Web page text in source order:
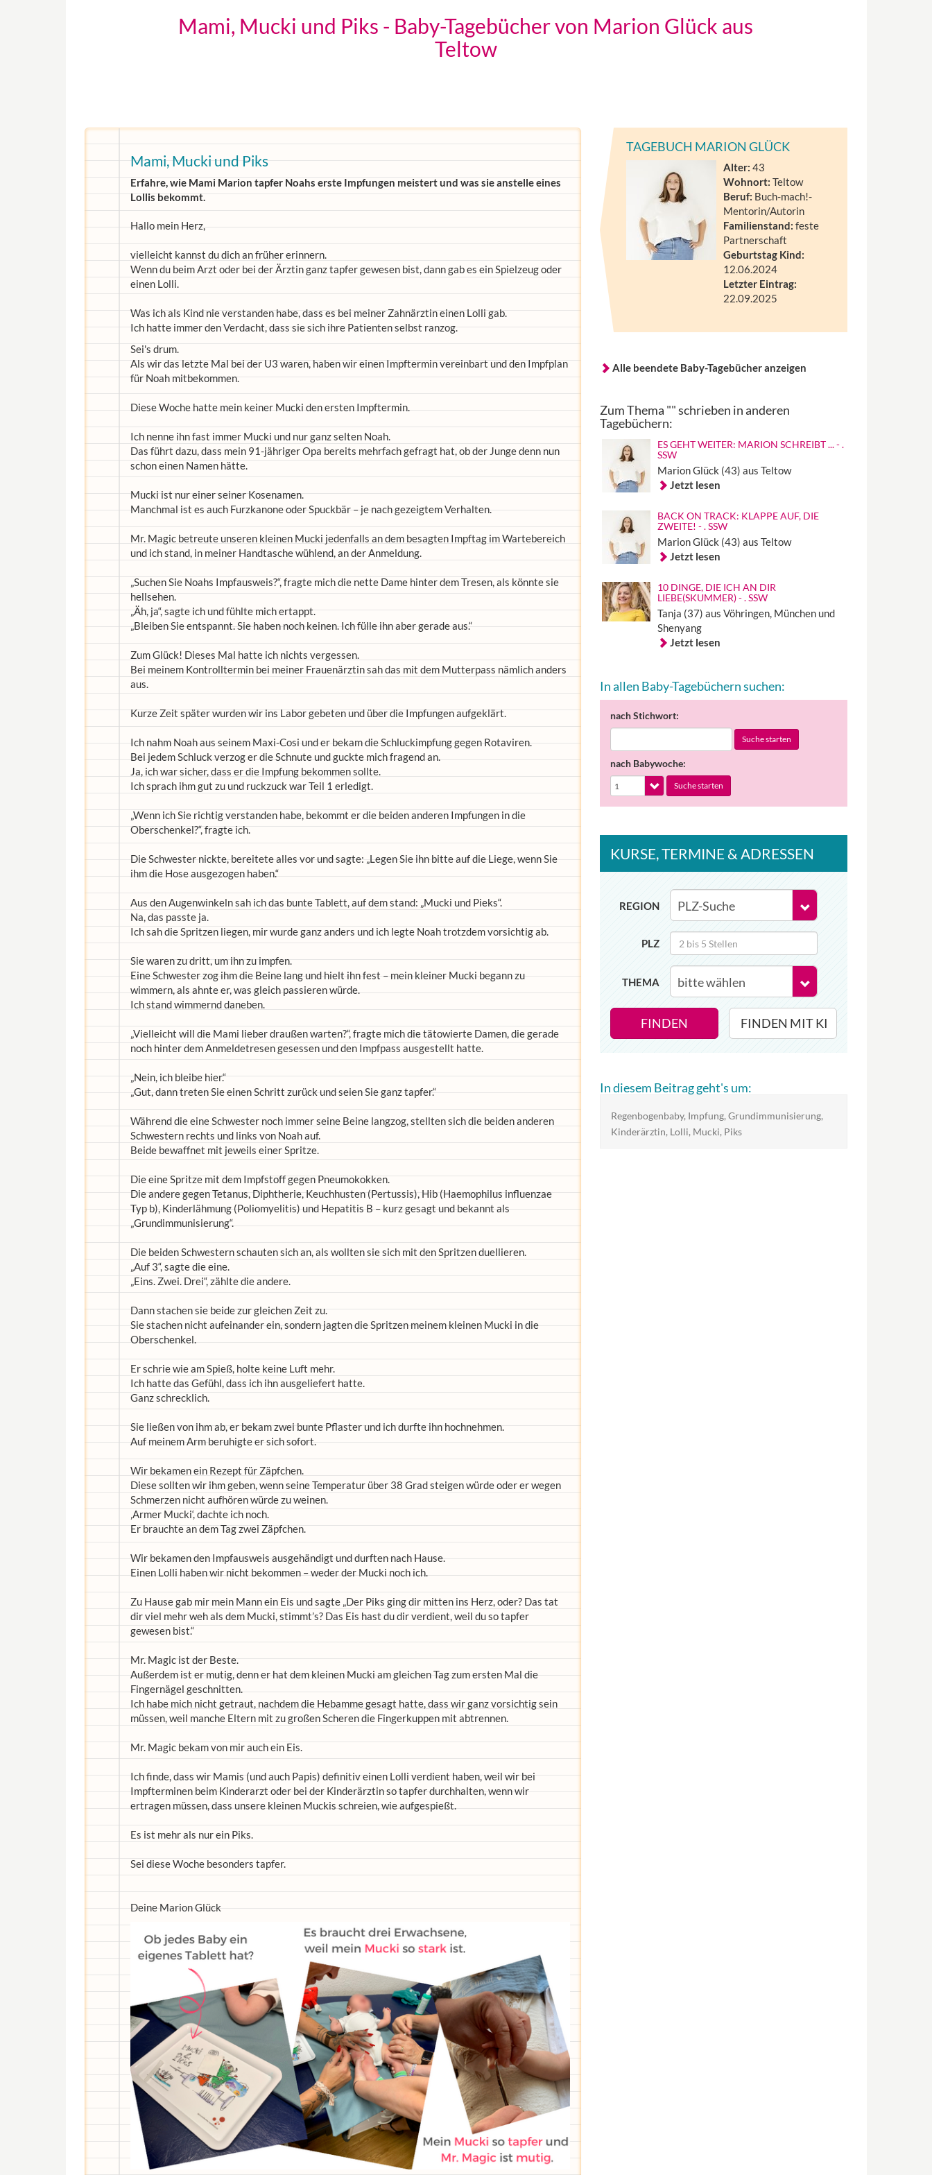
Mami, Mucki und Piks - Baby-Tagebücher von Marion Glück aus
Teltow
Mami, Mucki und Piks
Erfahre, wie Mami Marion tapfer Noahs erste Impfungen meistert und was sie anstelle eines
Lollis bekommt.
Hallo mein Herz,
vielleicht kannst du dich an früher erinnern.
Wenn du beim Arzt oder bei der Ärztin ganz tapfer gewesen bist, dann gab es ein Spielzeug oder
einen Lolli.
Was ich als Kind nie verstanden habe, dass es bei meiner Zahnärztin einen Lolli gab.
Ich hatte immer den Verdacht, dass sie sich ihre Patienten selbst ranzog.
Sei's drum.
Als wir das letzte Mal bei der U3 waren, haben wir einen Impftermin vereinbart und den Impfplan
für Noah mitbekommen.
Diese Woche hatte mein keiner Mucki den ersten Impftermin.
Ich nenne ihn fast immer Mucki und nur ganz selten Noah.
Das führt dazu, dass mein 91-jähriger Opa bereits mehrfach gefragt hat, ob der Junge denn nun
schon einen Namen hätte.
Mucki ist nur einer seiner Kosenamen.
Manchmal ist es auch Furzkanone oder Spuckbär – je nach gezeigtem Verhalten.
Mr. Magic betreute unseren kleinen Mucki jedenfalls an dem besagten Impftag im Wartebereich
und ich stand, in meiner Handtasche wühlend, an der Anmeldung.
„Suchen Sie Noahs Impfausweis?“, fragte mich die nette Dame hinter dem Tresen, als könnte sie
hellsehen.
„Äh, ja“, sagte ich und fühlte mich ertappt.
„Bleiben Sie entspannt. Sie haben noch keinen. Ich fülle ihn aber gerade aus.“
Zum Glück! Dieses Mal hatte ich nichts vergessen.
Bei meinem Kontrolltermin bei meiner Frauenärztin sah das mit dem Mutterpass nämlich anders
aus.
Kurze Zeit später wurden wir ins Labor gebeten und über die Impfungen aufgeklärt.
Ich nahm Noah aus seinem Maxi-Cosi und er bekam die Schluckimpfung gegen Rotaviren.
Bei jedem Schluck verzog er die Schnute und guckte mich fragend an.
Ja, ich war sicher, dass er die Impfung bekommen sollte.
Ich sprach ihm gut zu und ruckzuck war Teil 1 erledigt.
„Wenn ich Sie richtig verstanden habe, bekommt er die beiden anderen Impfungen in die
Oberschenkel?“, fragte ich.
Die Schwester nickte, bereitete alles vor und sagte: „Legen Sie ihn bitte auf die Liege, wenn Sie
ihm die Hose ausgezogen haben.“
Aus den Augenwinkeln sah ich das bunte Tablett, auf dem stand: „Mucki und Pieks“.
Na, das passte ja.
Ich sah die Spritzen liegen, mir wurde ganz anders und ich legte Noah trotzdem vorsichtig ab.
Sie waren zu dritt, um ihn zu impfen.
Eine Schwester zog ihm die Beine lang und hielt ihn fest – mein kleiner Mucki begann zu
wimmern, als ahnte er, was gleich passieren würde.
Ich stand wimmernd daneben.
„Vielleicht will die Mami lieber draußen warten?“, fragte mich die tätowierte Damen, die gerade
noch hinter dem Anmeldetresen gesessen und den Impfpass ausgestellt hatte.
„Nein, ich bleibe hier.“
„Gut, dann treten Sie einen Schritt zurück und seien Sie ganz tapfer.“
Während die eine Schwester noch immer seine Beine langzog, stellten sich die beiden anderen
Schwestern rechts und links von Noah auf.
Beide bewaffnet mit jeweils einer Spritze.
Die eine Spritze mit dem Impfstoff gegen Pneumokokken.
Die andere gegen Tetanus, Diphtherie, Keuchhusten (Pertussis), Hib (Haemophilus influenzae
Typ b), Kinderlähmung (Poliomyelitis) und Hepatitis B – kurz gesagt und bekannt als
„Grundimmunisierung“.
Die beiden Schwestern schauten sich an, als wollten sie sich mit den Spritzen duellieren.
„Auf 3“, sagte die eine.
„Eins. Zwei. Drei“, zählte die andere.
Dann stachen sie beide zur gleichen Zeit zu.
Sie stachen nicht aufeinander ein, sondern jagten die Spritzen meinem kleinen Mucki in die
Oberschenkel.
Er schrie wie am Spieß, holte keine Luft mehr.
Ich hatte das Gefühl, dass ich ihn ausgeliefert hatte.
Ganz schrecklich.
Sie ließen von ihm ab, er bekam zwei bunte Pflaster und ich durfte ihn hochnehmen.
Auf meinem Arm beruhigte er sich sofort.
Wir bekamen ein Rezept für Zäpfchen.
Diese sollten wir ihm geben, wenn seine Temperatur über 38 Grad steigen würde oder er wegen
Schmerzen nicht aufhören würde zu weinen.
‚Armer Mucki‘, dachte ich noch.
Er brauchte an dem Tag zwei Zäpfchen.
Wir bekamen den Impfausweis ausgehändigt und durften nach Hause.
Einen Lolli haben wir nicht bekommen – weder der Mucki noch ich.
Zu Hause gab mir mein Mann ein Eis und sagte „Der Piks ging dir mitten ins Herz, oder? Das tat
dir viel mehr weh als dem Mucki, stimmt’s? Das Eis hast du dir verdient, weil du so tapfer
gewesen bist.“
Mr. Magic ist der Beste.
Außerdem ist er mutig, denn er hat dem kleinen Mucki am gleichen Tag zum ersten Mal die
Fingernägel geschnitten.
Ich habe mich nicht getraut, nachdem die Hebamme gesagt hatte, dass wir ganz vorsichtig sein
müssen, weil manche Eltern mit zu großen Scheren die Fingerkuppen mit abtrennen.
Mr. Magic bekam von mir auch ein Eis.
Ich finde, dass wir Mamis (und auch Papis) definitiv einen Lolli verdient haben, weil wir bei
Impfterminen beim Kinderarzt oder bei der Kinderärztin so tapfer durchhalten, wenn wir
ertragen müssen, dass unsere kleinen Muckis schreien, wie aufgespießt.
Es ist mehr als nur ein Piks.
Sei diese Woche besonders tapfer.
Deine Marion Glück
TAGEBUCH MARION GLÜCK
Alter: 43
Wohnort: Teltow
Beruf: Buch-mach!-
Mentorin/Autorin
Familienstand: feste
Partnerschaft
Geburtstag Kind:
12.06.2024
Letzter Eintrag:
22.09.2025
Alle beendete Baby-Tagebücher anzeigen
Zum Thema "" schrieben in anderen
Tagebüchern:
ES GEHT WEITER: MARION SCHREIBT ... - .
SSW
Marion Glück (43) aus Teltow
Jetzt lesen
BACK ON TRACK: KLAPPE AUF, DIE
ZWEITE! - . SSW
Marion Glück (43) aus Teltow
Jetzt lesen
10 DINGE, DIE ICH AN DIR
LIEBE(SKUMMER) - . SSW
Tanja (37) aus Vöhringen, München und
Shenyang
Jetzt lesen
In allen Baby-Tagebüchern suchen:
nach Stichwort:
Suche starten
nach Babywoche:
Suche starten
KURSE, TERMINE & ADRESSEN
REGION
PLZ
THEMA
FINDEN FINDEN MIT KI
In diesem Beitrag geht's um:
Regenbogenbaby, Impfung, Grundimmunisierung,
Kinderärztin, Lolli, Mucki, Piks